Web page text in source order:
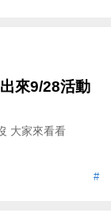
來9/28活動
大家來看看
#